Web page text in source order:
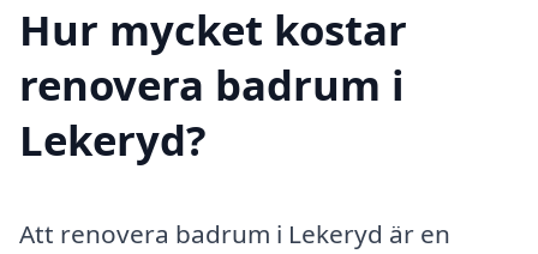
Hur mycket kostar
renovera badrum i
Lekeryd?
Att renovera badrum i Lekeryd är en